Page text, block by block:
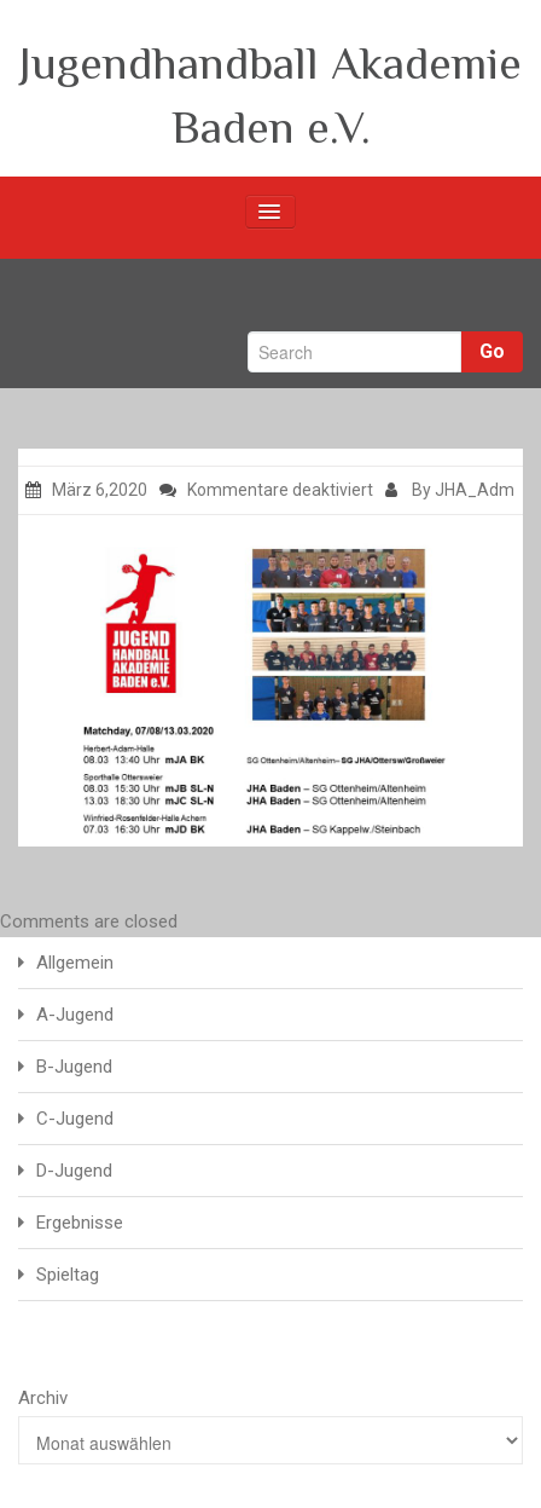
Jugendhandball Akademie
Baden e.V.
Berichte
Go
März 6,2020 Kommentare deaktiviertfür By JHA_Adm
Comments are closed
Allgemein
A-Jugend
B-Jugend
C-Jugend
D-Jugend
Ergebnisse
Spieltag
Archiv